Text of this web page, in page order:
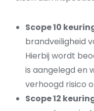
Scope 10
brandveiligheid
Hierbij wordt
is aangelegd en
verhoogd risico
Scope 12